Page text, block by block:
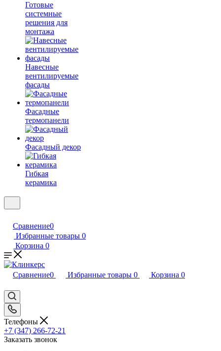
Готовые
системные
решения для
монтажа
Навесные
вентилируемые
фасады
Фасадные
термопанели
Фасадный декор
Гибкая
керамика
Сравнение0
Избранные товары 0
Корзина 0
Сравнение0 Избранные товары 0 Корзина 0
Телефоны
+7 (347) 266-72-21
Заказать звонок